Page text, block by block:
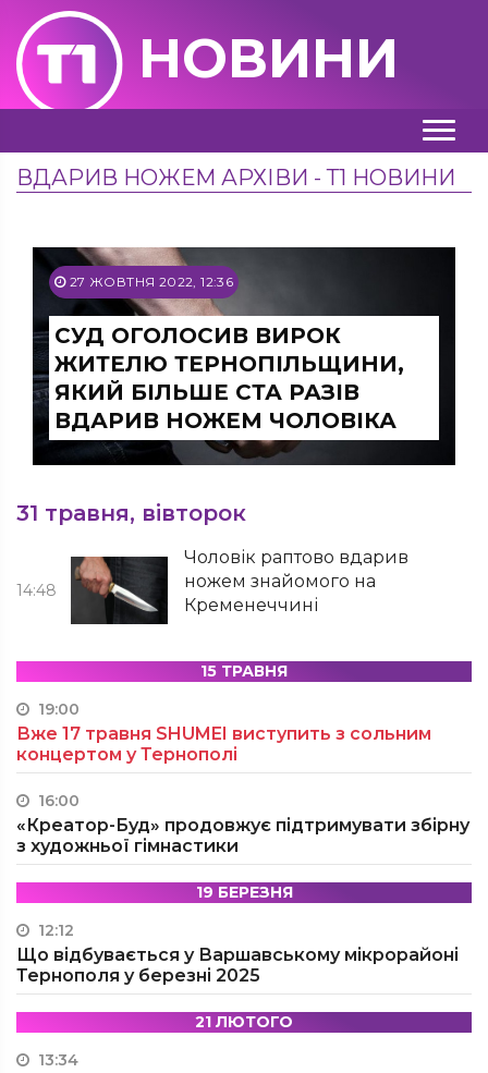
НОВИНИ
ВДАРИВ НОЖЕМ АРХІВИ - Т1 НОВИНИ
27 ЖОВТНЯ 2022, 12:36
СУД ОГОЛОСИВ ВИРОК
ЖИТЕЛЮ ТЕРНОПІЛЬЩИНИ,
ЯКИЙ БІЛЬШЕ СТА РАЗІВ
ВДАРИВ НОЖЕМ ЧОЛОВІКА
31 травня, вівторок
14:48
Чоловік раптово вдарив
ножем знайомого на
Кременеччині
15 ТРАВНЯ
19:00
Вже 17 травня SHUMEI виступить з сольним
концертом у Тернополі
16:00
«Креатор-Буд» продовжує підтримувати збірну
з художньої гімнастики
19 БЕРЕЗНЯ
12:12
Що відбувається у Варшавському мікрорайоні
Тернополя у березні 2025
21 ЛЮТОГО
13:34